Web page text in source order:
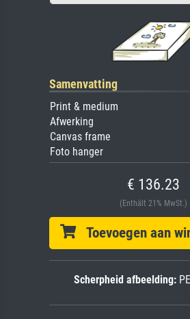
Samenvatting
Print & medium
Afwerking
Canvas frame
Foto hanger
€ 136.23
(Enthält 21% MwSt.)
Toevoegen aan
Scherpheid afbeelding: